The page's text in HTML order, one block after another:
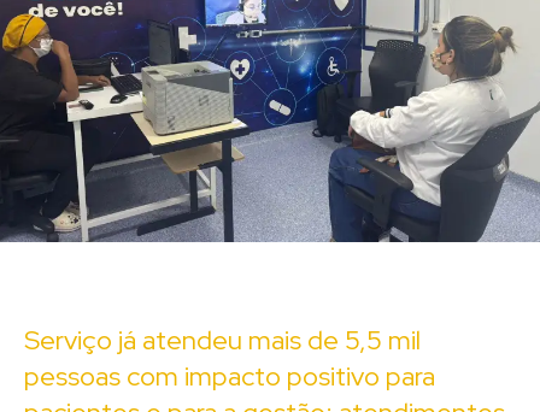
Serviço já atendeu mais de 5,5 mil
pessoas com impacto positivo para